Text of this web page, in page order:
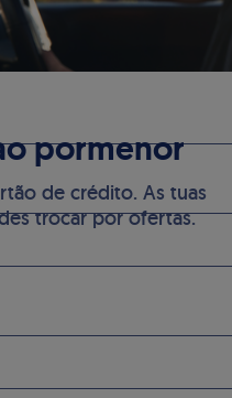
pormenor
de crédito. As tuas
trocar por ofertas.